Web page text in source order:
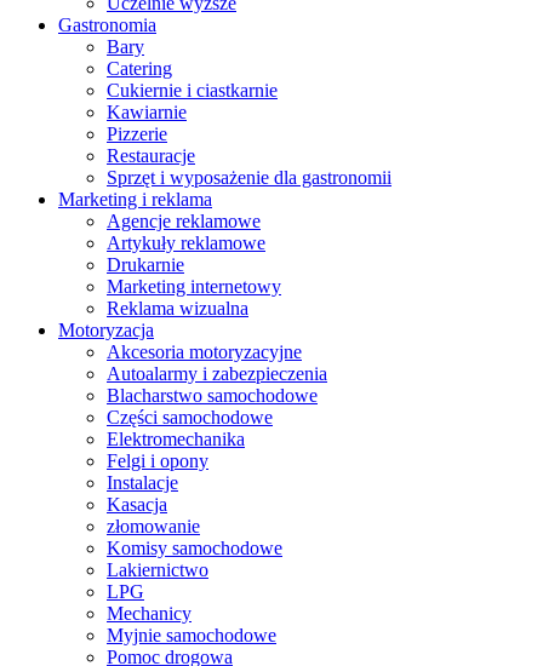
Gastronomia
Bary
Catering
Cukiernie i ciastkarnie
Kawiarnie
Pizzerie
Restauracje
Sprzęt i wyposażenie dla gastronomii
Marketing i reklama
Agencje reklamowe
Artykuły reklamowe
Drukarnie
Marketing internetowy
Reklama wizualna
Motoryzacja
Akcesoria motoryzacyjne
Autoalarmy i zabezpieczenia
Blacharstwo samochodowe
Części samochodowe
Elektromechanika
Felgi i opony
Instalacje
Kasacja
złomowanie
Komisy samochodowe
Lakiernictwo
LPG
Mechanicy
Myjnie samochodowe
Pomoc drogowa